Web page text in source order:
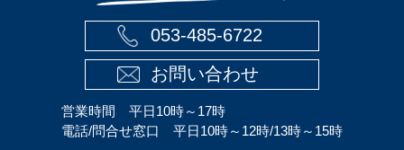
053-485-6722
お問い合わせ
営業時間 平日10時～17時
電話/問合せ窓口 平日10時～12時/13時～15時